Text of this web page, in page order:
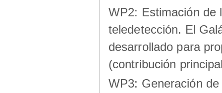
WP2: Estimación de
teledetección. El
desarrollado para
(contribución
WP3: Generación